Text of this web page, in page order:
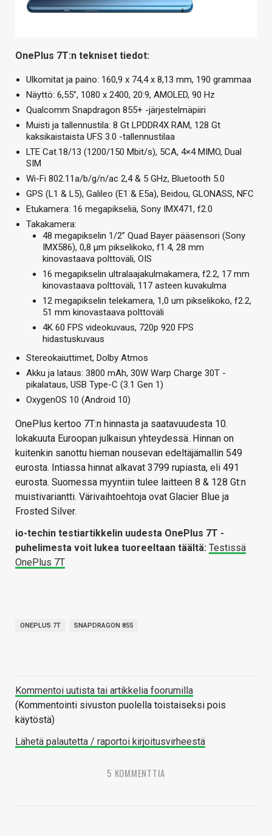
OnePlus 7T:n tekniset tiedot:
Ulkomitat ja paino: 160,9 x 74,4 x 8,13 mm, 190 grammaa
Näyttö: 6,55”, 1080 x 2400, 20:9, AMOLED, 90 Hz
Qualcomm Snapdragon 855+ -järjestelmäpiiri
Muisti ja tallennustila: 8 Gt LPDDR4X RAM, 128 Gt
kaksikaistaista UFS 3.0 -tallennustilaa
LTE Cat.18/13 (1200/150 Mbit/s), 5CA, 4×4 MIMO, Dual
SIM
Wi-Fi 802.11a/b/g/n/ac 2,4 & 5 GHz, Bluetooth 5.0
GPS (L1 & L5), Galileo (E1 & E5a), Beidou, GLONASS, NFC
Etukamera: 16 megapikseliä, Sony IMX471, f2.0
Takakamera:
48 megapikselin 1/2” Quad Bayer pääsensori (Sony
IMX586), 0,8 µm pikselikoko, f1.4, 28 mm
kinovastaava polttoväli, OIS
16 megapikselin ultralaajakulmakamera, f2.2, 17 mm
kinovastaava polttoväli, 117 asteen kuvakulma
12 megapikselin telekamera, 1,0 um pikselikoko, f2.2,
51 mm kinovastaava polttoväli
4K 60 FPS videokuvaus, 720p 920 FPS
hidastuskuvaus
Stereokaiuttimet, Dolby Atmos
Akku ja lataus: 3800 mAh, 30W Warp Charge 30T -
pikalataus, USB Type-C (3.1 Gen 1)
OxygenOS 10 (Android 10)
OnePlus kertoo 7T:n hinnasta ja saatavuudesta 10.
lokakuuta Euroopan julkaisun yhteydessä. Hinnan on
kuitenkin sanottu hieman nousevan edeltäjämallin 549
eurosta. Intiassa hinnat alkavat 3799 rupiasta, eli 491
eurosta. Suomessa myyntiin tulee laitteen 8 & 128 Gt:n
muistivariantti. Värivaihtoehtoja ovat Glacier Blue ja
Frosted Silver.
io-techin testiartikkelin uudesta OnePlus 7T -
puhelimesta voit lukea tuoreeltaan täältä: Testissä
OnePlus 7T
ONEPLUS 7T SNAPDRAGON 855
Kommentoi uutista tai artikkelia foorumilla
(Kommentointi sivuston puolella toistaiseksi pois
käytöstä)
Lähetä palautetta / raportoi kirjoitusvirheestä
5 KOMMENTTIA